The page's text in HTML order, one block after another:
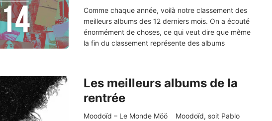
Comme chaque année, voilà notre classement des
meilleurs albums des 12 derniers mois. On a écouté
énormément de choses, ce qui veut dire que même
la fin du classement représente des albums
Les meilleurs albums de la
rentrée
Moodoïd – Le Monde Möö Moodoïd, soit Pablo